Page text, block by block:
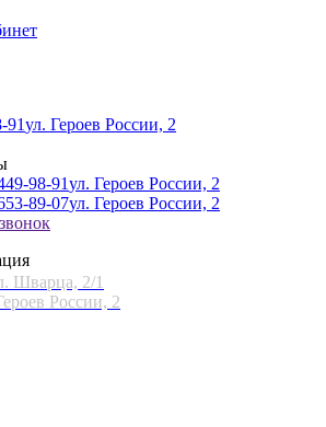
91ул. Героев России, 2
98-91ул. Героев России, 2
89-07ул. Героев России, 2
Шварца, 2/1
России, 2